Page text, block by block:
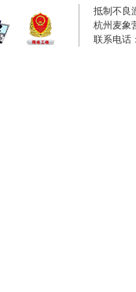
抵制不良
杭州麦象
联系电话